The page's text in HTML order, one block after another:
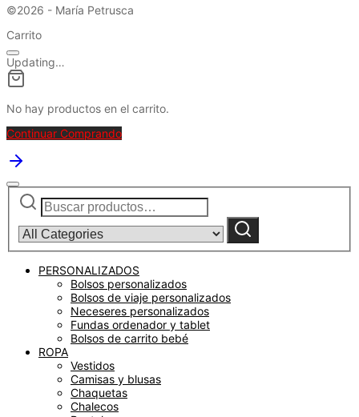
©2026 - María Petrusca
Carrito
Updating…
No hay productos en el carrito.
Continuar Comprando
Buscar
por:
category:
Buscar
PERSONALIZADOS
Bolsos personalizados
Bolsos de viaje personalizados
Neceseres personalizados
Fundas ordenador y tablet
Bolsos de carrito bebé
ROPA
Vestidos
Camisas y blusas
Chaquetas
Chalecos